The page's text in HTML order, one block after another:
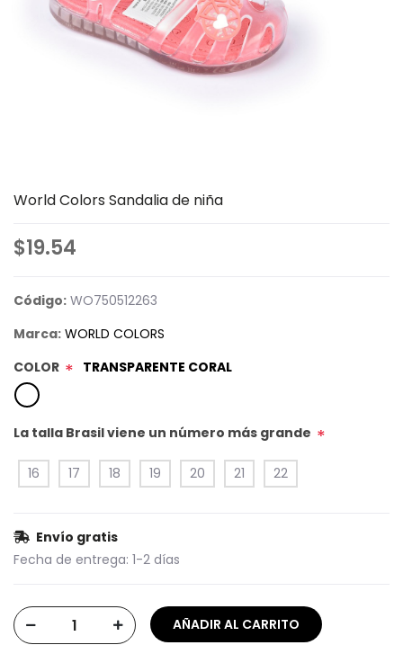
World Colors Sandalia de niña
$19.54
Código: WO750512263
Marca: WORLD COLORS
COLOR * TRANSPARENTE CORAL
La talla Brasil viene un número más grande *
16 17 18 19 20 21 22
Envío gratis
Fecha de entrega: 1-2 días